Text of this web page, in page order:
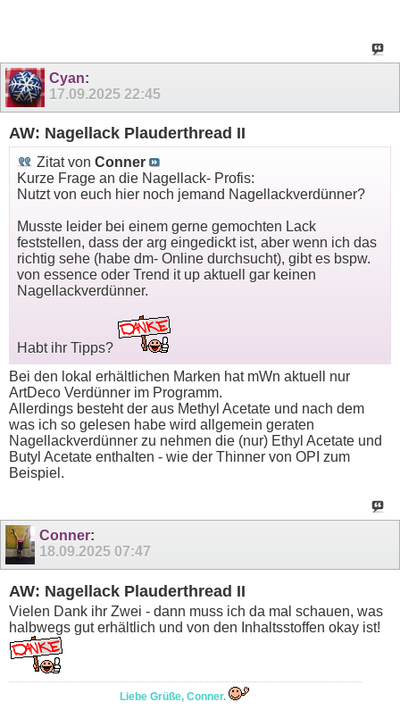
Cyan:
17.09.2025 22:45
AW: Nagellack Plauderthread II
Zitat von Conner
Kurze Frage an die Nagellack- Profis:
Nutzt von euch hier noch jemand Nagellackverdünner?
Musste leider bei einem gerne gemochten Lack
feststellen, dass der arg eingedickt ist, aber wenn ich das
richtig sehe (habe dm- Online durchsucht), gibt es bspw.
von essence oder Trend it up aktuell gar keinen
Nagellackverdünner.
Habt ihr Tipps?
Bei den lokal erhältlichen Marken hat mWn aktuell nur
ArtDeco Verdünner im Programm.
Allerdings besteht der aus Methyl Acetate und nach dem
was ich so gelesen habe wird allgemein geraten
Nagellackverdünner zu nehmen die (nur) Ethyl Acetate und
Butyl Acetate enthalten - wie der Thinner von OPI zum
Beispiel.
Conner:
18.09.2025 07:47
AW: Nagellack Plauderthread II
Vielen Dank ihr Zwei - dann muss ich da mal schauen, was
halbwegs gut erhältlich und von den Inhaltsstoffen okay ist!
Liebe Grüße, Conner.